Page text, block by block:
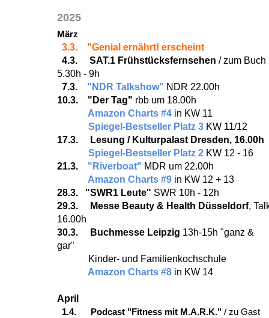
2025
März
3.3. "Genial ernährt! erscheint
4.3.
SAT.1 Frühstücksfernsehen / zum Buch
5.30h - 9h
7.3. "NDR Talkshow" NDR 22.00h
10.3. "Der Tag" rbb um 18.00h
Amazon Charts #4 in KW 11
Spiegel-Bestseller Platz 3 KW 11/12
17.3. Lesung / Kulturpalast Dresden, 16.00h
Spiegel-Bestseller Platz 2KW 12 - 16
21.3. "Riverboat" MDR um 22.00h
Amazon Charts #9 in KW 12 + 13
28.3. "SWR1 Leute" SWR 10h - 12h
29.3. Messe Beauty & Health Düsseldorf,
16.00h
30.3. Buchmesse Leipzig 13h-15h "ganz &
gar"
Kinder- und Familienkochschule
Amazon Charts #8 in KW 14
April
1.4. Podcast "Fitness mit M.A.R.K."/ zu Gast